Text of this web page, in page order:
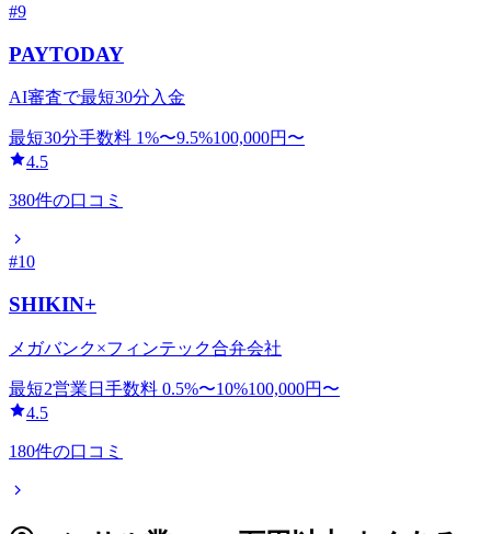
#9
PAYTODAY
AI審査で最短30分入金
最短30分手数料 1%〜9.5%100,000円〜
4.5
380件の口コミ
#10
SHIKIN+
メガバンク×フィンテック合弁会社
最短2営業日 手数料 0.5%〜10%100,000円〜
4.5
180件の口コミ